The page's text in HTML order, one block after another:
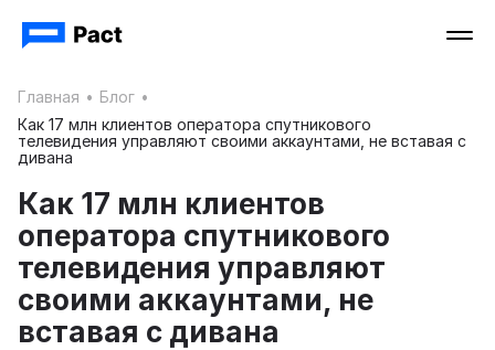
Главная • Блог •
Как 17 млн клиентов оператора спутникового
телевидения управляют своими аккаунтами, не вставая с
дивана
Как 17 млн клиентов
оператора спутникового
телевидения управляют
своими аккаунтами, не
вставая с дивана